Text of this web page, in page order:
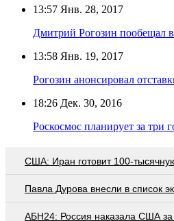
13:57 Янв. 28, 2017
Дмитрий Рогозин пообещал
13:58 Янв. 19, 2017
Рогозин анонсировал
18:26 Дек. 30, 2016
Роскосмос планирует за три
США: Иран готовит 100-
Павла Дурова внесли в список
АБН24: Россия наказала США за